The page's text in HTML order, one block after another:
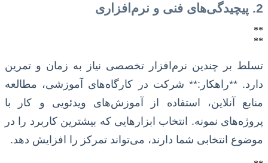
2. پیچیدگی‌های فنی و نرم‌افزاری
**
**
تسلط بر چندین نرم‌افزار تخصصی نیاز به زمان و تمرین
دارد. **راهکار:** شرکت در کارگاه‌های آموزشی، مطالعه
منابع آنلاین، استفاده از آموزش‌های ویدئویی و کار با
پروژه‌های نمونه. انتخاب ابزارهایی که بیشترین کاربرد را در
موضوع انتخابی شما دارند، می‌تواند تمرکز را افزایش دهد.